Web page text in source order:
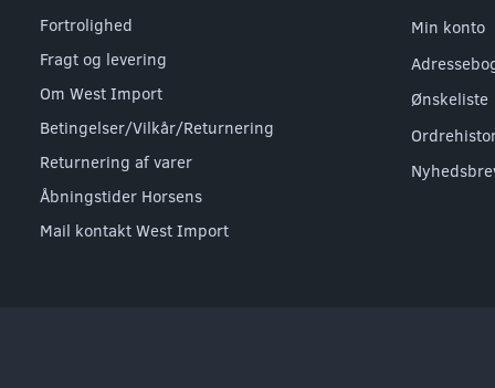
Fortrolighed
Fragt og levering
Om West Import
Betingelser/Vilkår/Returnering
Returnering af varer
Åbningstider Horsens
Mail kontakt West Import
Min konto
Ønskeliste